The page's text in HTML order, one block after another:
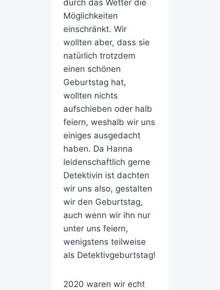
durch das Wetter die
Möglichkeiten
einschränkt. Wir
wollten aber, dass sie
natürlich trotzdem
einen schönen
Geburtstag hat,
wollten nichts
aufschieben oder halb
feiern, weshalb wir uns
einiges ausgedacht
haben. Da Hanna
leidenschaftlich gerne
Detektivin ist dachten
wir uns also, gestalten
wir den Geburtstag,
auch wenn wir ihn nur
unter uns feiern,
wenigstens teilweise
als Detektivgeburtstag!
2020 waren wir echt